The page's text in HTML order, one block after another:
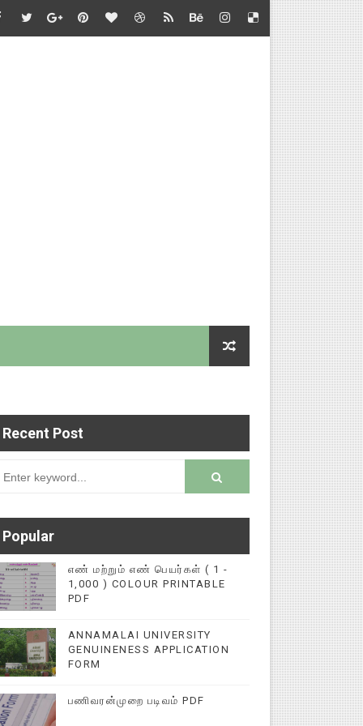
- வழிகாட்டி நெறிமுறைகள் சார்பு - தொடக்கக் கல்வி
சார்பு - பள்ளிக்கல்வி இயக்குநர் செயல்முறைகள்
- அறிவுரை வழங்குதல் சார்பு - தொடக்கக் கல்வி இயக்குநர்
பதிவு செய்ய 9345616572 என்ற
Recent Post
Popular
எண் மற்றும் எண் பெயர்கள் ( 1 -
1,000 ) COLOUR PRINTABLE
PDF
ANNAMALAI UNIVERSITY
GENUINENESS APPLICATION
FORM
பணிவரன்முறை படிவம் PDF